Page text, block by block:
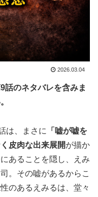
2026.03.04
話のネタバレを含みま
は、まさに
「嘘が嘘を
皮肉な出来展開が描か
あることを隠し、えみ
。その嘘があるからこ
のあるえみるは、堂々